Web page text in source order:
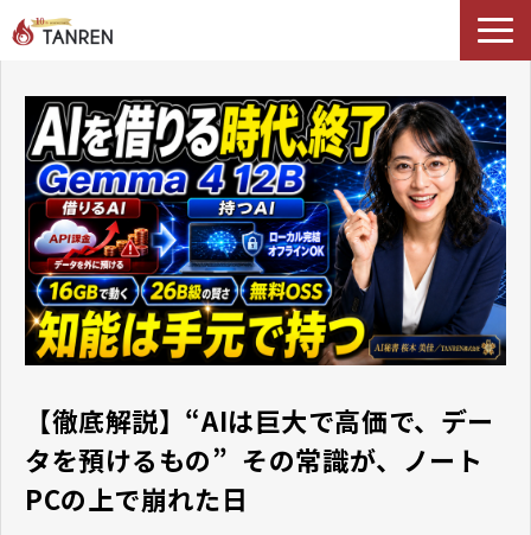
AIイネーブルメント
選ばれる理由
導入事例
セミナー
料金・プラン
ブログ
【徹底解説】“AIは巨大で高価で、デー
タを預けるもの” ―― その常識が、ノート
PCの上で崩れた日